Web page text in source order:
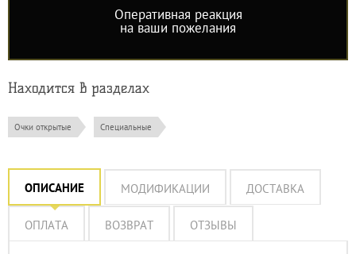
Оперативная реакция
на ваши пожелания
Находится в разделах
Очки открытые Специальные
ОПИСАНИЕ МОДИФИКАЦИИ ДОСТАВКА
ОПЛАТА ВОЗВРАТ ОТЗЫВЫ